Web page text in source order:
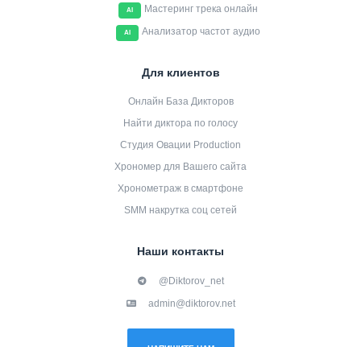
AI Мастеринг трека онлайн
AI Анализатор частот аудио
Для клиентов
Онлайн База Дикторов
Найти диктора по голосу
Студия Овации Production
Хрономер для Вашего сайта
Хронометраж в смартфоне
SMM накрутка соц сетей
Наши контакты
@Diktorov_net
admin@diktorov.net